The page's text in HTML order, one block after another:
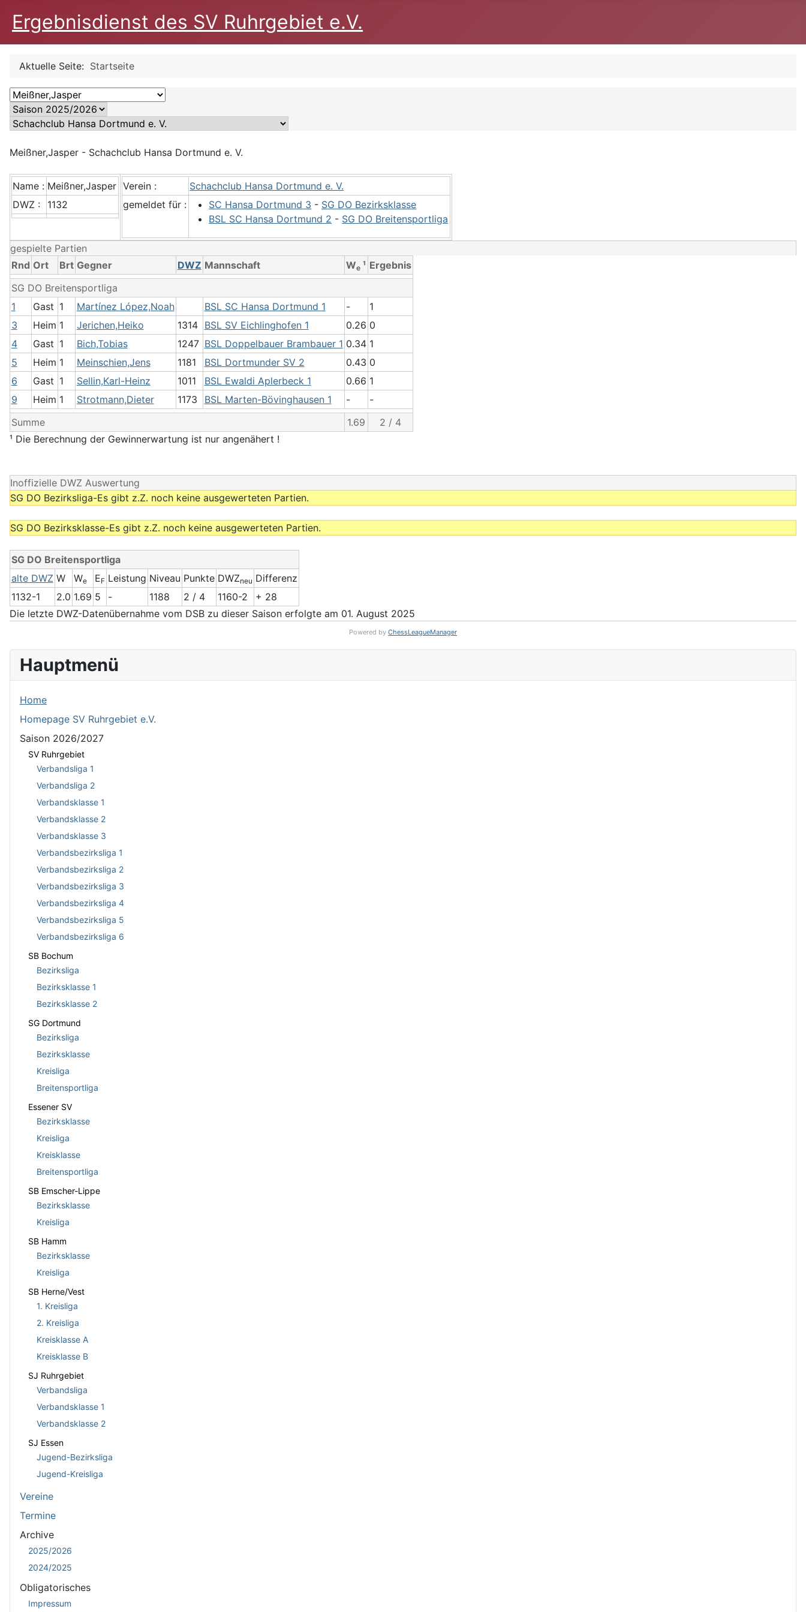
Ergebnisdienst des SV Ruhrgebiet e.V.
Aktuelle Seite: Startseite
Meißner,Jasper - Schachclub Hansa Dortmund e. V.
Name : Meißner,Jasper
DWZ :
1132
Verein :
Schachclub Hansa Dortmund e. V.
gemeldet für :
SC Hansa Dortmund 3 - SG DO Bezirksklasse
BSL SC Hansa Dortmund 2 - SG DO Breitensportliga
gespielte Partien
Rnd Ort Brt Gegner DWZ Mannschaft We¹ Ergebnis
SG DO Breitensportliga
1
Gast 1 Martínez López,Noah BSL SC Hansa Dortmund 1 -
1
3
Heim 1 Jerichen,Heiko 1314 BSL SV Eichlinghofen 1 0.26 0
4
Gast 1 Bich,Tobias 1247 BSL Doppelbauer Brambauer 1 0.34 1
5
Heim 1 Meinschien,Jens 1181 BSL Dortmunder SV 2 0.43 0
6
Gast 1 Sellin,Karl-Heinz 1011 BSL Ewaldi Aplerbeck 1 0.66 1
9
Heim 1 Strotmann,Dieter 1173 BSL Marten-Bövinghausen 1 -
-
Summe
1.69
2 / 4
¹ Die Berechnung der Gewinnerwartung ist nur angenähert !
Inoffizielle DWZ Auswertung
SG DO Bezirksliga-Es gibt z.Z. noch keine ausgewerteten Partien.
SG DO Bezirksklasse-Es gibt z.Z. noch keine ausgewerteten Partien.
SG DO Breitensportliga
alte DWZ W We EF Leistung Niveau Punkte DWZneu Differenz
1132-1
2.0 1.69 5 - 1188 2 / 4 1160-2
+ 28
Die letzte DWZ-Datenübernahme vom DSB zu dieser Saison erfolgte am 01. August 2025
Powered by ChessLeagueManager
Hauptmenü
Home
Homepage SV Ruhrgebiet e.V.
Saison 2026/2027
SV Ruhrgebiet
Verbandsliga 1
Verbandsliga 2
Verbandsklasse 1
Verbandsklasse 2
Verbandsklasse 3
Verbandsbezirksliga 1
Verbandsbezirksliga 2
Verbandsbezirksliga 3
Verbandsbezirksliga 4
Verbandsbezirksliga 5
Verbandsbezirksliga 6
SB Bochum
Bezirksliga
Bezirksklasse 1
Bezirksklasse 2
SG Dortmund
Bezirksliga
Bezirksklasse
Kreisliga
Breitensportliga
Essener SV
Bezirksklasse
Kreisliga
Kreisklasse
Breitensportliga
SB Emscher-Lippe
Bezirksklasse
Kreisliga
SB Hamm
Bezirksklasse
Kreisliga
SB Herne/Vest
1. Kreisliga
2. Kreisliga
Kreisklasse A
Kreisklasse B
SJ Ruhrgebiet
Verbandsliga
Verbandsklasse 1
Verbandsklasse 2
SJ Essen
Jugend-Bezirksliga
Jugend-Kreisliga
Vereine
Termine
Archive
2025/2026
2024/2025
Obligatorisches
Impressum